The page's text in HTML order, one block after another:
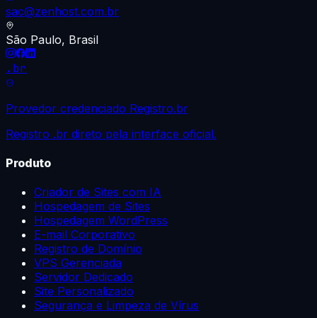
sac@zenhost.com.br
São Paulo, Brasil
.br
Provedor credenciado Registro.br
Registro .br direto pela interface oficial.
Produto
Criador de Sites com IA
Hospedagem de Sites
Hospedagem WordPress
E-mail Corporativo
Registro de Domínio
VPS Gerenciada
Servidor Dedicado
Site Personalizado
Segurança e Limpeza de Vírus